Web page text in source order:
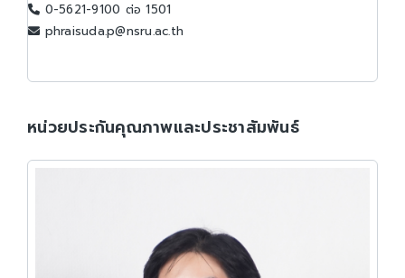
0-5621-9100 ต่อ 1501
phraisuda.p@nsru.ac.th
หน่วยประกันคุณภาพและประชาสัมพันธ์